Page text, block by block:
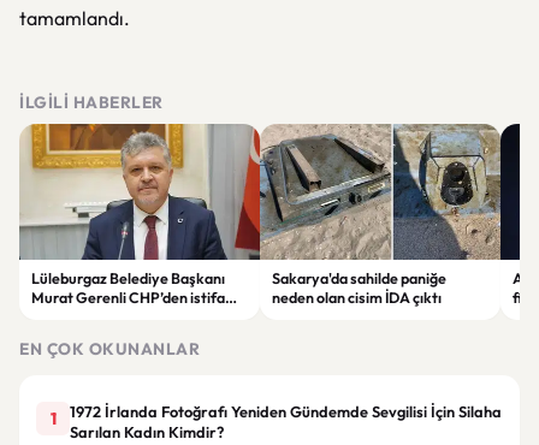
tamamlandı.
İLGILI HABERLER
Lüleburgaz Belediye Başkanı
Murat Gerenli CHP’den istifa
Sakarya'da sahilde paniğe
neden olan cisim İDA çıktı
EN ÇOK OKUNANLAR
1
1972 İrlanda Fotoğrafı Yeniden Gündemde Sevgilisi İçin Silaha
Sarılan Kadın Kimdir?